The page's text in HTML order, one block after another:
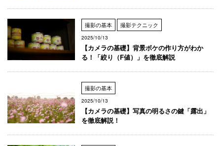
撮影の基本 撮影テクニック
2025/10/13
【カメラの基礎】背景ボケの作り方がわか
る！「絞り（F値）」を徹底解説
撮影の基本
2025/10/13
【カメラの基礎】写真の明るさの鍵「露出」
を徹底解説！